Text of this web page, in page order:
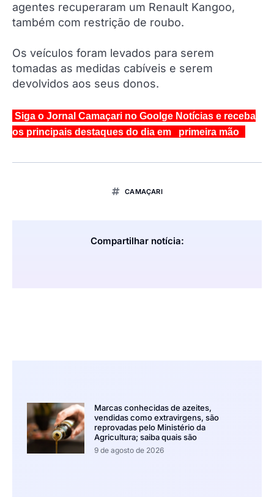
agentes recuperaram um Renault Kangoo,
também com restrição de roubo.
Os veículos foram levados para serem
tomadas as medidas cabíveis e serem
devolvidos aos seus donos.
Siga o Jornal Camaçari no Goolge Notícias e receba
os principais destaques do dia em primeira mão
CAMAÇARI
Compartilhar notícia:
Marcas conhecidas de azeites,
vendidas como extravirgens, são
reprovadas pelo Ministério da
Agricultura; saiba quais são
9 de agosto de 2026